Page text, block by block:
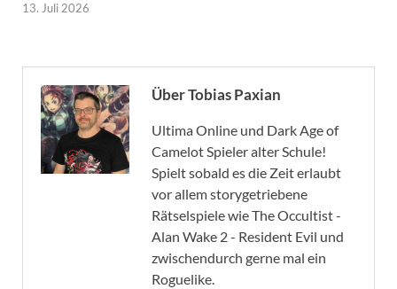
13. Juli 2026
Über Tobias Paxian
Ultima Online und Dark Age of
Camelot Spieler alter Schule!
Spielt sobald es die Zeit erlaubt
vor allem storygetriebene
Rätselspiele wie The Occultist -
Alan Wake 2 - Resident Evil und
zwischendurch gerne mal ein
Roguelike.